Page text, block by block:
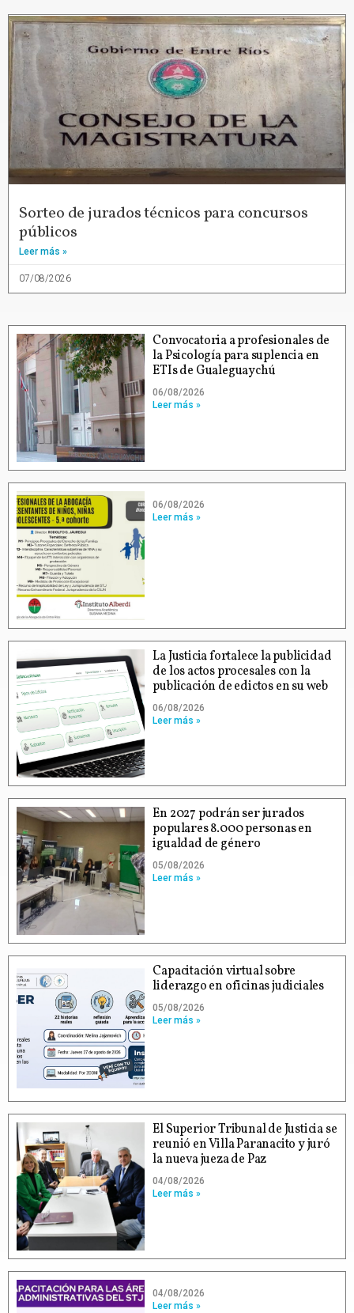
Sorteo de jurados técnicos para concursos
públicos
Leer más »
07/08/2026
Convocatoria a profesionales de
la Psicología para suplencia en
ETIs de Gualeguaychú
06/08/2026
Leer más »
06/08/2026
Leer más »
La Justicia fortalece la publicidad
de los actos procesales con la
publicación de edictos en su web
06/08/2026
Leer más »
En 2027 podrán ser jurados
populares 8.000 personas en
igualdad de género
05/08/2026
Leer más »
Capacitación virtual sobre
liderazgo en oficinas judiciales
05/08/2026
Leer más »
El Superior Tribunal de Justicia se
reunió en Villa Paranacito y juró
la nueva jueza de Paz
04/08/2026
Leer más »
04/08/2026
Leer más »